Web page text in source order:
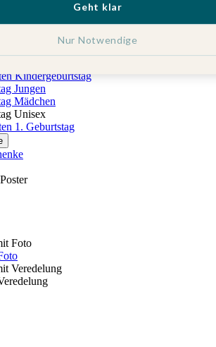
Kindergeburtstag
Jungen
Mädchen
Unisex
1. Geburtstag
Foto
Veredelung
Nur Notwendige
Geht klar